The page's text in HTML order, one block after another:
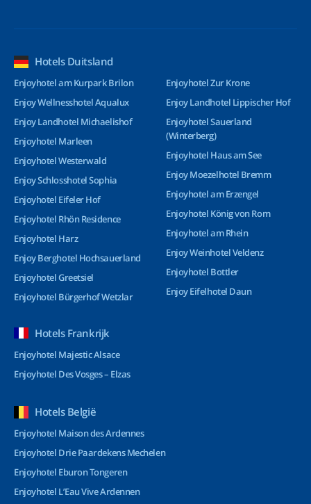
Hotels Duitsland
Enjoyhotel am Kurpark Brilon
Enjoy Wellnesshotel Aqualux
Enjoy Landhotel Michaelishof
Enjoyhotel Marleen
Enjoyhotel Westerwald
Enjoy Schlosshotel Sophia
Enjoyhotel Eifeler Hof
Enjoyhotel Rhön Residence
Enjoyhotel Harz
Enjoy Berghotel Hochsauerland
Enjoyhotel Greetsiel
Enjoyhotel Bürgerhof Wetzlar
Enjoyhotel Zur Krone
Enjoy Landhotel Lippischer Hof
Enjoyhotel Sauerland
(Winterberg)
Enjoyhotel Haus am See
Enjoy Moezelhotel Bremm
Enjoyhotel am Erzengel
Enjoyhotel König von Rom
Enjoyhotel am Rhein
Enjoy Weinhotel Veldenz
Enjoyhotel Bottler
Enjoy Eifelhotel Daun
Hotels Frankrijk
Enjoyhotel Majestic Alsace
Enjoyhotel Des Vosges – Elzas
Hotels België
Enjoyhotel Maison des Ardennes
Enjoyhotel Drie Paardekens Mechelen
Enjoyhotel Eburon Tongeren
Enjoyhotel L’Eau Vive Ardennen